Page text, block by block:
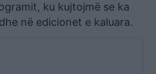
ku kujtojmë se ka
në edicionet e kaluara.